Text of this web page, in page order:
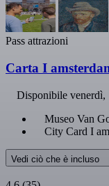
Pass attrazioni
Carta I
Disponibile venerdì,
Museo Van
City Card I
Vedi ciò che è incluso